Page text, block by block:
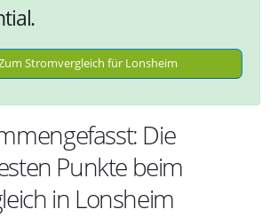
Stromvergleich für Lonsheim
Die
Punkte beim
in Lonsheim